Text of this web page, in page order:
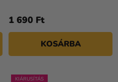
1 690 Ft
KOSÁRBA
KIÁRUSÍTÁS